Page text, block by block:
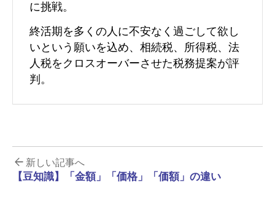
に挑戦。
終活期を多くの人に不安なく過ごして欲し
いという願いを込め、相続税、所得税、法
人税をクロスオーバーさせた税務提案が評
判。
新しい記事へ
【豆知識】「金額」「価格」「価額」の違い